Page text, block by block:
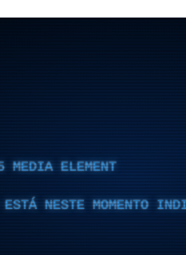
MEDIA ELEMENT
ESTÁ NESTE MOMENTO